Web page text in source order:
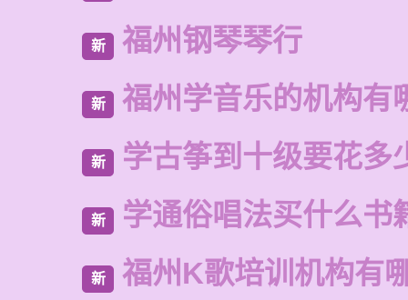
新 福州钢琴琴行
新 福州学音乐的机构有
新 学古筝到十级要花多
新 学通俗唱法买什么书
新 福州K歌培训机构有